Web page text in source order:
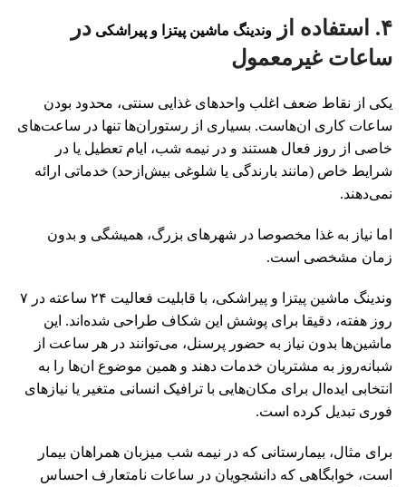
۴. استفاده از وندینگ ماشین‌ پیتزا و پیراشکی در
ساعات غیرمعمول
یکی از نقاط ضعف اغلب واحدهای غذایی سنتی، محدود بودن
ساعات کاری ان‌هاست. بسیاری از رستوران‌ها تنها در ساعت‌های
خاصی از روز فعال هستند و در نیمه‌ شب، ایام تعطیل یا در
شرایط خاص (مانند بارندگی یا شلوغی بیش‌ازحد) خدماتی ارائه
نمی‌دهند.
اما نیاز به غذا مخصوصا در شهرهای بزرگ، همیشگی و بدون
زمان مشخصی است.
وندینگ ماشین‌ پیتزا و پیراشکی، با قابلیت فعالیت ۲۴ ساعته در ۷
روز هفته، دقیقا برای پوشش این شکاف طراحی شده‌اند. این
ماشین‌ها بدون نیاز به حضور پرسنل، می‌توانند در هر ساعت از
شبانه‌روز به مشتریان خدمات دهند و همین موضوع ان‌ها را به
انتخابی ایده‌ال برای مکان‌هایی با ترافیک انسانی متغیر یا نیازهای
فوری تبدیل کرده است.
برای مثال، بیمارستانی که در نیمه‌ شب میزبان همراهان بیمار
است، خوابگاهی که دانشجویان در ساعات نامتعارف احساس